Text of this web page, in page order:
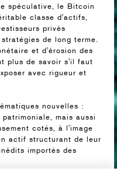
spéculative, le Bitcoin
classe d'actifs,
privés
de long terme.
et d'érosion des
plus de savoir s'il faut
avec rigueur et
nouvelles :
mais aussi
cotés, à l'image
actif structurant de leur
importés des
poursuit son cycle de